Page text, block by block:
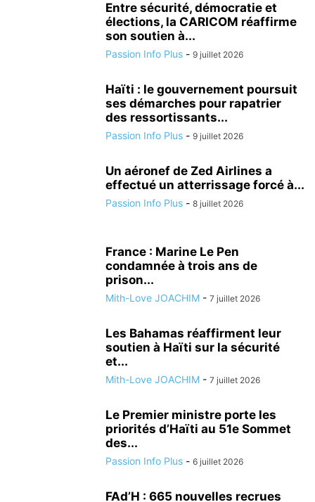
Entre sécurité, démocratie et
élections, la CARICOM réaffirme
son soutien à...
Passion Info Plus - 9 juillet 2026
Haïti : le gouvernement poursuit
ses démarches pour rapatrier
des ressortissants...
Passion Info Plus - 9 juillet 2026
Un aéronef de Zed Airlines a
effectué un atterrissage forcé à...
Passion Info Plus - 8 juillet 2026
France : Marine Le Pen
condamnée à trois ans de
prison...
Mith-Love JOACHIM - 7 juillet 2026
Les Bahamas réaffirment leur
soutien à Haïti sur la sécurité
et...
Mith-Love JOACHIM - 7 juillet 2026
Le Premier ministre porte les
priorités d’Haïti au 51e Sommet
des...
Passion Info Plus - 6 juillet 2026
FAd’H : 665 nouvelles recrues